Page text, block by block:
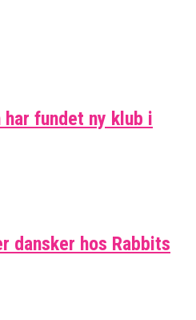
har fundet ny klub i
dansker hos Rabbits